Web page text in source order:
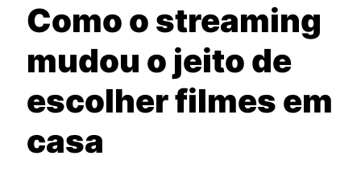
Como o streaming
mudou o jeito de
escolher filmes em
casa